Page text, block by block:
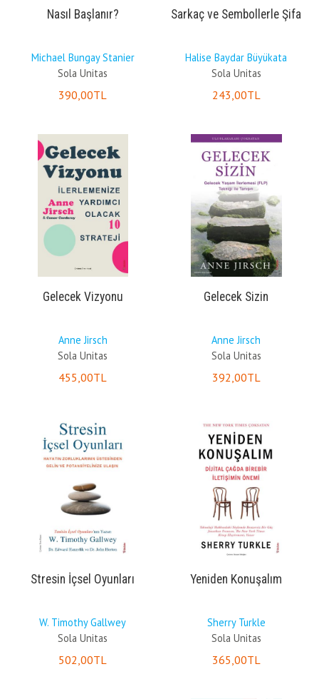
Nasıl Başlanır?
Michael Bungay Stanier
Sola Unitas
390 ,00TL
Sarkaç ve Sembollerle Şifa
Halise Baydar Büyükata
Sola Unitas
243 ,00TL
Gelecek Vizyonu
Anne Jirsch
Sola Unitas
455 ,00TL
Gelecek Sizin
Anne Jirsch
Sola Unitas
392 ,00TL
Stresin İçsel Oyunları
W. Timothy Gallwey
Sola Unitas
502 ,00TL
Yeniden Konuşalım
Sherry Turkle
Sola Unitas
365 ,00TL